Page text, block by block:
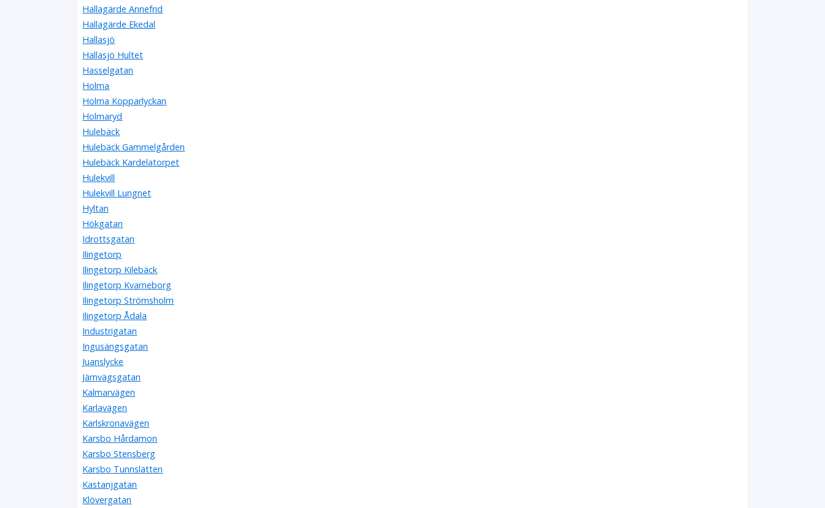
Hallagärde Annefrid
Hallagärde Ekedal
Hallasjö
Hallasjö Hultet
Hasselgatan
Holma
Holma Kopparlyckan
Holmaryd
Hulebäck
Hulebäck Gammelgården
Hulebäck Kardelatorpet
Hulekvill
Hulekvill Lungnet
Hyltan
Hökgatan
Idrottsgatan
Ilingetorp
Ilingetorp Kilebäck
Ilingetorp Kvarneborg
Ilingetorp Strömsholm
Ilingetorp Ådala
Industrigatan
Ingusängsgatan
Juanslycke
Järnvägsgatan
Kalmarvägen
Karlavägen
Karlskronavägen
Karsbo Hårdamon
Karsbo Stensberg
Karsbo Tunnslätten
Kastanjgatan
Klövergatan